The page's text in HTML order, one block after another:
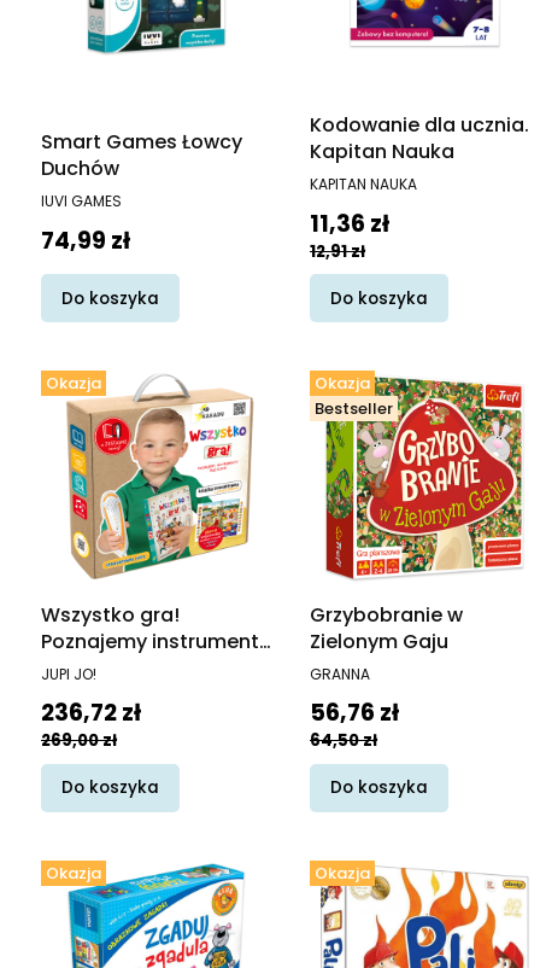
Smart Games Łowcy
Duchów
PRODUCENT
IUVI GAMES
Cena
74,99 zł
Do koszyka
Kodowanie dla ucznia.
Kapitan Nauka
PRODUCENT
KAPITAN NAUKA
Cena promocyjna
11,36 zł
12,91 zł
Do koszyka
Okazja
Wszystko gra!
Poznajemy instrumenty
muzyczne. Książka
Kakadu
PRODUCENT
JUPI JO!
Cena promocyjna
236,72 zł
269,00 zł
Do koszyka
Okazja
Bestseller
Grzybobranie w
Zielonym Gaju
PRODUCENT
GRANNA
Cena promocyjna
56,76 zł
64,50 zł
Do koszyka
Okazja Okazja